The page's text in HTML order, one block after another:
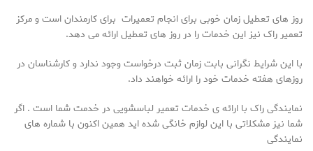
روز های تعطیل زمان خوبی برای انجام تعمیرات برای کارمندان است و مرکز
تعمیر راک نیز این خدمات را در روز های تعطیل ارائه می دهد.
با این شرایط نگرانی بابت زمان ثبت درخواست وجود ندارد و کارشناسان در
روزهای هفته خدمات خود را ارائه خواهند داد.
نمایندگی راک با ارائه ی خدمات تعمیر لباسشویی در خدمت شما است . اگر
شما نیز مشکلاتی با این لوازم خانگی شده اید همین اکنون با شماره های
نمایندگی